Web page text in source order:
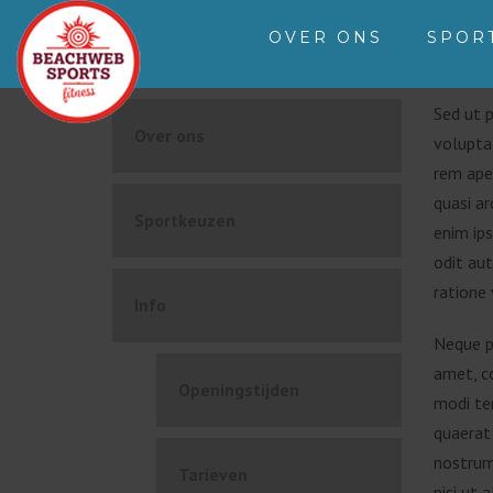
OVER ONS
Sed ut
rem
quasi
enim
odit
ratione
Neque
amet,
modi